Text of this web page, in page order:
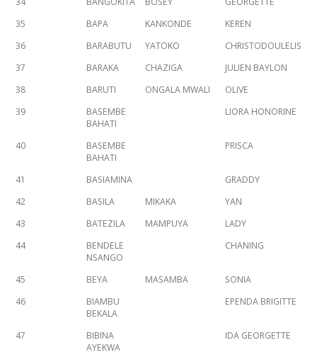
35
BAPA KANKONDE
KEREN
36
BARABUTU YATOKO
CHRISTODOULELIS
37
BARAKA CHAZIGA
JULIEN BAYLON
38
BARUTI ONGALA MWALI
OLIVE
39
BASEMBE
BAHATI
LIORA HONORINE
40
BASEMBE
BAHATI
PRISCA
41 BASIAMINA
GRADDY
42
BASILA MIKAKA
YAN
43
BATEZILA MAMPUYA
LADY
44
BENDELE
NSANGO
CHANING
45 BEYA MASAMBA
SONIA
46
BIAMBU
BEKALA
EPENDA BRIGITTE
47
BIBINA
AYEKWA
IDA GEORGETTE